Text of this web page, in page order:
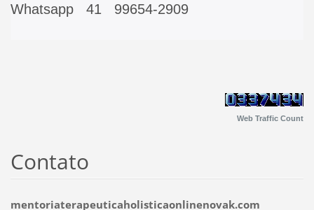
Whatsapp 41 99654-2909
Web Traffic Count
Contato
mentoriaterapeuticaholisticaonlinenovak.com